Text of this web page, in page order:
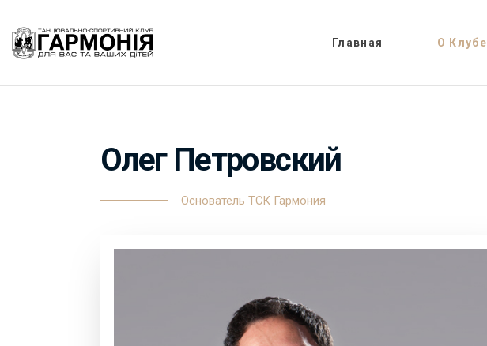
Главная О Клубе
Олег Петровский
Основатель ТСК Гармония